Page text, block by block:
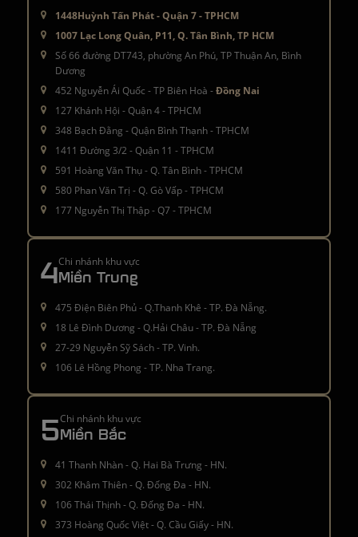
1448Huỳnh Tấn Phát - Quận 7 - TPHCM
1007 Lạc Long Quân, P11, Q. Tân Bình, TP HCM
Số 66 đường DT743, phường An Phú, TP Thuận An, Bình
Dương
452 Nguyễn Ái Quốc - TP Biên Hoà -Đồng Nai
127 Khánh Hội - Quận 4 - TPHCM
348 Bạch Đằng - Quận Bình Thạnh - TPHCM
1411 Đường 3/2 - Quận 11 - TPHCM
591 Hoàng Văn Thụ - Q. Tân Bình - TPHCM
580 Phan Văn Trị - Q. Gò Vấp - TPHCM
177 Nguyễn Thị Thập - Q7 - TPHCM
4Chi nhánh khu vực
Miền Trung
475 Điện Biên Phủ - Q.Thanh Khê - TP. Đà Nẵng.
18 Lê Đình Dương - Q.Hải Châu - TP. Đà Nẵng
27-29 Nguyễn Sỹ Sách - TP. Vinh.
106 Lê Hồng Phong - TP. Nha Trang.
5Chi nhánh khu vực
Miền Bắc
41 Thanh Nhàn - Q. Hai Bà Trưng - HN.
302 Khâm Thiên - Q. Đống Đa - HN.
106 Thái Thịnh - Q. Đống Đa - HN.
373 Hoàng Quốc Việt - Q. Cầu Giấy - HN.